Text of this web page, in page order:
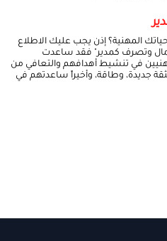
المهنية؟ إذن يجب عليك الاطلاع
وتصرف كمدير" فقد ساعدت
في تنشيط أهدافهم والتعافي من
جديدة، وطاقة، وأخيراً ساعدتهم في